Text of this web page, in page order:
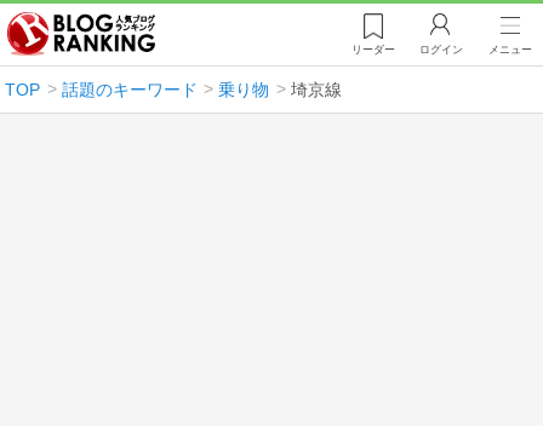
リーダー ログイン メニュー
TOP 話題のキーワード 乗り物 埼京線